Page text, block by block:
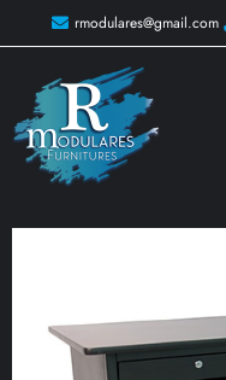
rmodulares@gmail.com